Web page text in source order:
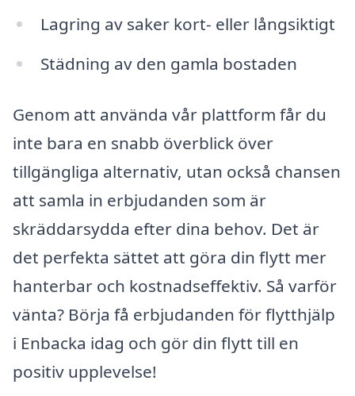
Lagring av saker kort- eller långsiktigt
Städning av den gamla bostaden
Genom att använda vår plattform får du
inte bara en snabb överblick över
tillgängliga alternativ, utan också chansen
att samla in erbjudanden som är
skräddarsydda efter dina behov. Det är
det perfekta sättet att göra din flytt mer
hanterbar och kostnadseffektiv. Så varför
vänta? Börja få erbjudanden för flytthjälp
i Enbacka idag och gör din flytt till en
positiv upplevelse!